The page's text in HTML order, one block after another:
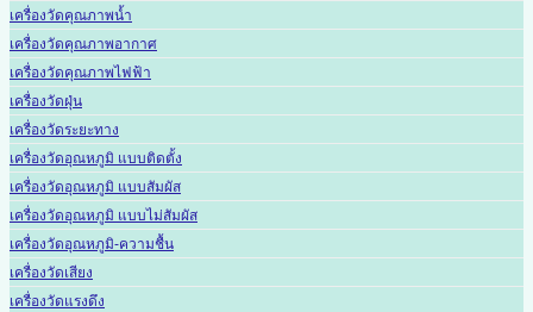
เครื่องวัดคุณภาพน้ำ
เครื่องวัดคุณภาพอากาศ
เครื่องวัดคุณภาพไฟฟ้า
เครื่องวัดฝุ่น
เครื่องวัดระยะทาง
เครื่องวัดอุณหภูมิ แบบติดตั้ง
เครื่องวัดอุณหภูมิ แบบสัมผัส
เครื่องวัดอุณหภูมิ แบบไม่สัมผัส
เครื่องวัดอุณหภูมิ-ความชื้น
เครื่องวัดเสียง
เครื่องวัดแรงดึง